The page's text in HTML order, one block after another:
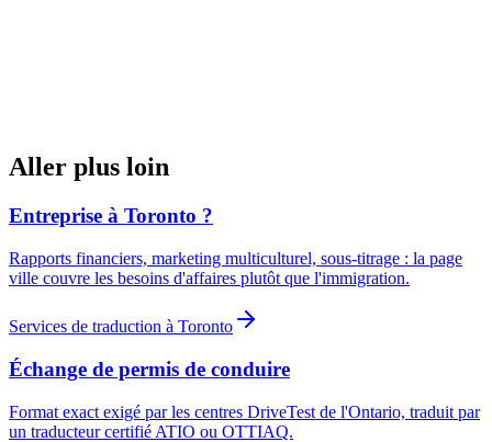
Aller plus loin
Entreprise à Toronto ?
Rapports financiers, marketing multiculturel, sous-titrage : la page
ville couvre les besoins d'affaires plutôt que l'immigration.
Services de traduction à Toronto
Échange de permis de conduire
Format exact exigé par les centres DriveTest de l'Ontario, traduit par
un traducteur certifié ATIO ou OTTIAQ.